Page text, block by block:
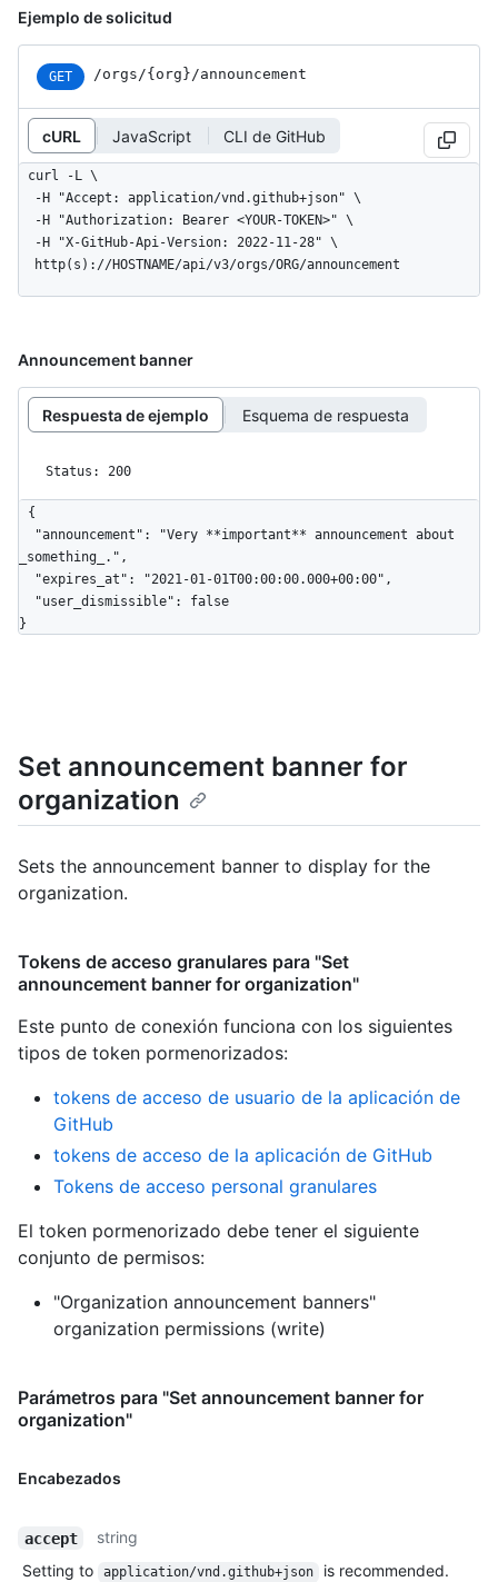
Ejemplo de solicitud
GET /orgs/{org}/announcement
cURL JavaScript CLI de GitHub
curl -L \
  http(s)://HOSTNAME/api/v3/orgs/ORG/announcement
Announcement banner
Respuesta de ejemplo Esquema de respuesta
Status: 200
{
_something_.",
}
Set announcement banner for
organization
Sets the announcement banner to display for the
organization.
Tokens de acceso granulares para "Set
announcement banner for organization"
Este punto de conexión funciona con los siguientes
tipos de token pormenorizados:
tokens de acceso de usuario de la aplicación de
GitHub
tokens de acceso de la aplicación de GitHub
Tokens de acceso personal granulares
El token pormenorizado debe tener el siguiente
conjunto de permisos:
"Organization announcement banners"
organization permissions (write)
Parámetros para "Set announcement banner for
organization"
Encabezados
accept
string
Setting to
application/vnd.github+json is recommended.